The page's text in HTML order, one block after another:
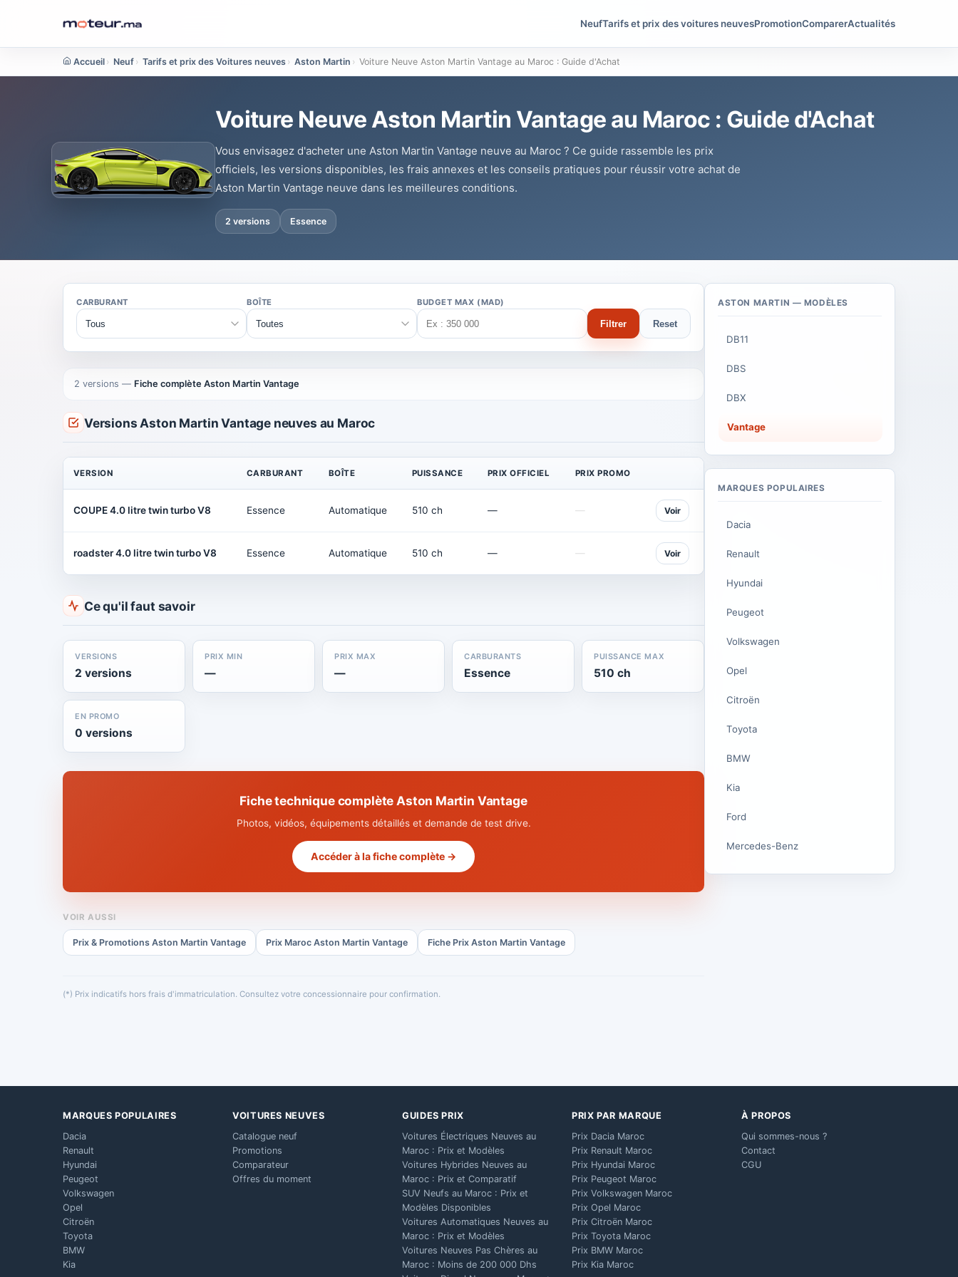
NeufTarifs et prix des voitures neuvesPromotionComparerActualités
Accueil › Neuf › Tarifs et prix des Voitures neuves › Aston Martin › Voiture Neuve Aston Martin Vantage au Maroc : Guide d'Achat
Voiture Neuve Aston Martin Vantage au Maroc : Guide d'Achat
Vous envisagez d'acheter une Aston Martin Vantage neuve au Maroc ? Ce guide rassemble les prix
officiels, les versions disponibles, les frais annexes et les conseils pratiques pour réussir votre achat de
Aston Martin Vantage neuve dans les meilleures conditions.
2 versions Essence
CARBURANT BOÎTE BUDGET MAX (MAD)
Filtrer Reset
2 versions — Fiche complète Aston Martin Vantage
Versions Aston Martin Vantage neuves au Maroc
VERSION CARBURANT BOÎTE PUISSANCE PRIX OFFICIEL PRIX PROMO
COUPE 4.0 litre twin turbo V8 Essence Automatique 510 ch — — Voir
roadster 4.0 litre twin turbo V8 Essence Automatique 510 ch — — Voir
Ce qu'il faut savoir
VERSIONS
2 versions
PRIX MIN
—
PRIX MAX
—
CARBURANTS
Essence
PUISSANCE MAX
510 ch
EN PROMO
0 versions
Fiche technique complète Aston Martin Vantage
Photos, vidéos, équipements détaillés et demande de test drive.
Accéder à la fiche complète →
VOIR AUSSI
Prix & Promotions Aston Martin Vantage Prix Maroc Aston Martin Vantage Fiche Prix Aston Martin Vantage
(*) Prix indicatifs hors frais d'immatriculation. Consultez votre concessionnaire pour confirmation.
ASTON MARTIN — MODÈLES
DB11
DBS
DBX
Vantage
MARQUES POPULAIRES
Dacia
Renault
Hyundai
Peugeot
Volkswagen
Opel
Citroën
Toyota
BMW
Kia
Ford
Mercedes-Benz
MARQUES POPULAIRES
Dacia
Renault
Hyundai
Peugeot
Volkswagen
Opel
Citroën
Toyota
BMW
Kia
VOITURES NEUVES
Catalogue neuf
Promotions
Comparateur
Offres du moment
GUIDES PRIX
Voitures Électriques Neuves au
Maroc : Prix et Modèles
Voitures Hybrides Neuves au
Maroc : Prix et Comparatif
SUV Neufs au Maroc : Prix et
Modèles Disponibles
Voitures Automatiques Neuves au
Maroc : Prix et Modèles
Voitures Neuves Pas Chères au
Maroc : Moins de 200 000 Dhs
PRIX PAR MARQUE
Prix Dacia Maroc
Prix Renault Maroc
Prix Hyundai Maroc
Prix Peugeot Maroc
Prix Volkswagen Maroc
Prix Opel Maroc
Prix Citroën Maroc
Prix Toyota Maroc
Prix BMW Maroc
Prix Kia Maroc
À PROPOS
Qui sommes-nous ?
Contact
CGU